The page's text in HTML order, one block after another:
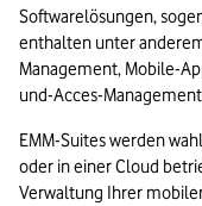
Softwarelösungen,
enthalten unter
Management, Mobile-
und-Acces-
EMM-Suites werden
oder in einer Cloud
Verwaltung Ihrer